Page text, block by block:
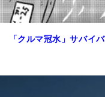
「クルマ冠水」サバイバ